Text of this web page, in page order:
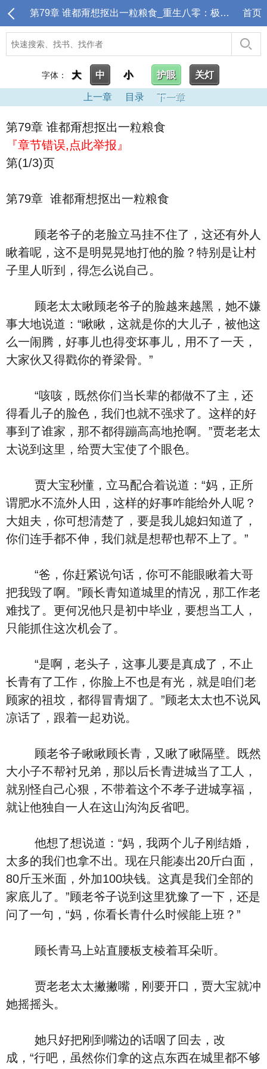
第79章 谁都甭想抠出一粒粮食_重生八零：极品肥妻被糙汉宠上天 首页
字体： 大 中 小 护眼 关灯
上一章 目录 下一章
第79章 谁都甭想抠出一粒粮食
『章节错误,点此举报』
第(1/3)页
第79章 谁都甭想抠出一粒粮食
顾老爷子的老脸立马挂不住了，这还有外人
瞅着呢，这不是明晃晃地打他的脸？特别是让村
子里人听到，得怎么说自己。
顾老太太瞅顾老爷子的脸越来越黑，她不嫌
事大地说道：“瞅瞅，这就是你的大儿子，被他这
么一闹腾，好事儿也得变坏事儿，用不了一天，
大家伙又得戳你的脊梁骨。”
“咳咳，既然你们当长辈的都做不了主，还
得看儿子的脸色，我们也就不强求了。这样的好
事到了谁家，那不都得蹦高高地抢啊。”贾老老太
太说到这里，给贾大宝使了个眼色。
贾大宝秒懂，立马配合着说道：“妈，正所
谓肥水不流外人田，这样的好事咋能给外人呢？
大姐夫，你可想清楚了，要是我儿媳妇知道了，
你们连手都不伸，我们就是想帮也帮不上了。”
“爸，你赶紧说句话，你可不能眼瞅着大哥
把我毁了啊。”顾长青知道城里的情况，那工作老
难找了。更何况他只是初中毕业，要想当工人，
只能抓住这次机会了。
“是啊，老头子，这事儿要是真成了，不止
长青有了工作，你脸上不也是有光，就是咱们老
顾家的祖坟，都得冒青烟了。”顾老太太也不说风
凉话了，跟着一起劝说。
顾老爷子瞅瞅顾长青，又瞅了瞅隔壁。既然
大小子不帮衬兄弟，那以后长青进城当了工人，
就别怪自己心狠，不带着这个不孝子进城享福，
就让他独自一人在这山沟沟反省吧。
他想了想说道：“妈，我两个儿子刚结婚，
太多的我们也拿不出。现在只能凑出20斤白面，
80斤玉米面，外加100块钱。这真是我们全部的
家底儿了。”顾老爷子说到这里犹豫了一下，还是
问了一句，“妈，你看长青什么时候能上班？”
顾长青马上站直腰板支棱着耳朵听。
贾老老太太撇撇嘴，刚要开口，贾大宝就冲
她摇摇头。
她只好把刚到嘴边的话咽了回去，改
成，“行吧，虽然你们拿的这点东西在城里都不够